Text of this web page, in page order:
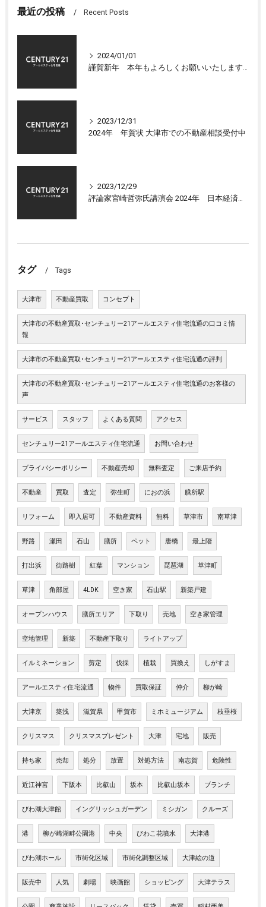
最近の投稿 Recent Posts
2024/01/01
謹賀新年 本年もよろしくお願いいたします 大津市センチュリー21アールエスティ住宅流通
2023/12/31
2024年 年賀状 大津市での不動産相談受付中
2023/12/29
評論家宮崎哲弥氏講演会 2024年 日本経済の展望について
タグ Tags
大津市 不動産買取 コンセプト
大津市の不動産買取･センチュリー21アールエスティ住宅流通の口コミ情
報
大津市の不動産買取･センチュリー21アールエスティ住宅流通の評判
大津市の不動産買取･センチュリー21アールエスティ住宅流通のお客様の
声
サービス スタッフ よくある質問 アクセス
センチュリー21アールエスティ住宅流通 お問い合わせ
プライバシーポリシー 不動産売却 無料査定 ご来店予約
不動産 買取 査定 弥生町 におの浜 膳所駅
リフォーム 即入居可 不動産資料 無料 草津市 南草津
野路 瀬田 石山 膳所 ペット 唐橋 最上階
打出浜 街路樹 紅葉 マンション 琵琶湖 草津町
草津 角部屋 4LDK 空き家 石山駅 新築戸建
オープンハウス 膳所エリア 下取り 売地 空き家管理
空地管理 新築 不動産下取り ライトアップ
イルミネーション 剪定 伐採 植栽 買換え しがすま
アールエスティ住宅流通 物件 買取保証 仲介 柳が崎
大津京 築浅 滋賀県 甲賀市 ミホミュージアム 枝垂桜
クリスマス クリスマスプレゼント 大津 宅地 販売
持ち家 売却 処分 放置 対処方法 南志賀 危険性
近江神宮 下阪本 比叡山 坂本 比叡山坂本 ブランチ
びわ湖大津館 イングリッシュガーデン ミシガン クルーズ
港 柳が崎湖畔公園港 中央 びわこ花噴水 大津港
びわ湖ホール 市街化区域 市街化調整区域 大津絵の道
販売中 人気 劇場 映画館 ショッピング 大津テラス